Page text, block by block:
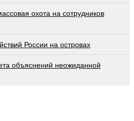
охота на сотрудников
России на островах
объяснений неожиданной